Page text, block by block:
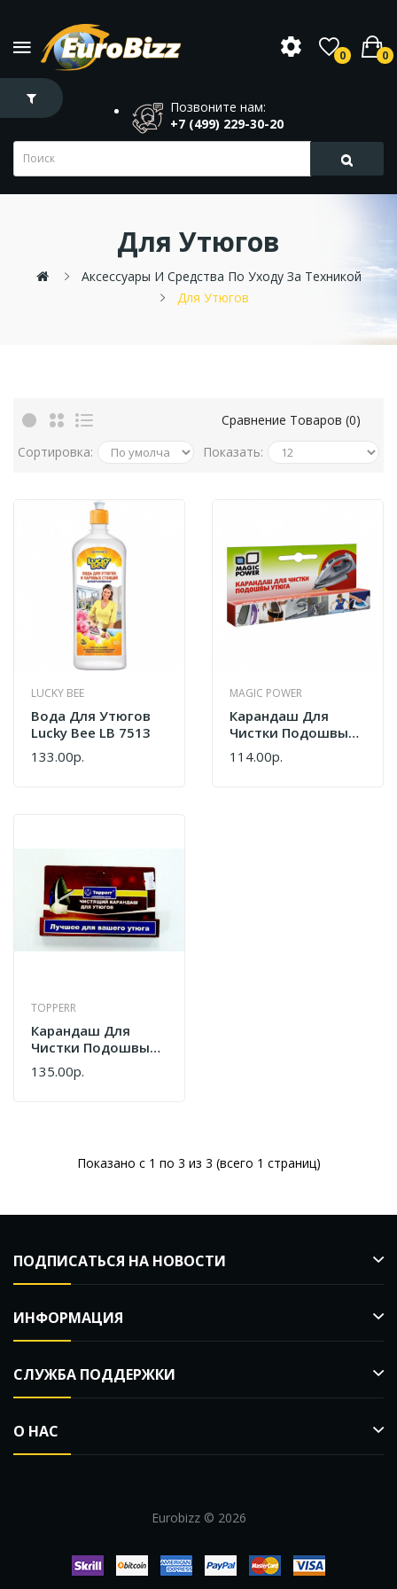
0 0
Позвоните нам:
+7 (499) 229-30-20
Для Утюгов
Аксессуары И Средства По Уходу За Техникой
Для Утюгов
Сравнение Товаров (0)
Сортировка:
Показать:
LUCKY BEE
Вода Для Утюгов
Lucky Bee LB 7513
133.00р.
MAGIC POWER
Карандаш Для
Чистки Подошвы
Утюга Magic Power
MP-611
114.00р.
TOPPERR
Карандаш Для
Чистки Подошвы
Утюга Topperr 1301
IR1
135.00р.
Показано с 1 по 3 из 3 (всего 1 страниц)
ПОДПИСАТЬСЯ НА НОВОСТИ
ИНФОРМАЦИЯ
СЛУЖБА ПОДДЕРЖКИ
О НАС
Eurobizz © 2026